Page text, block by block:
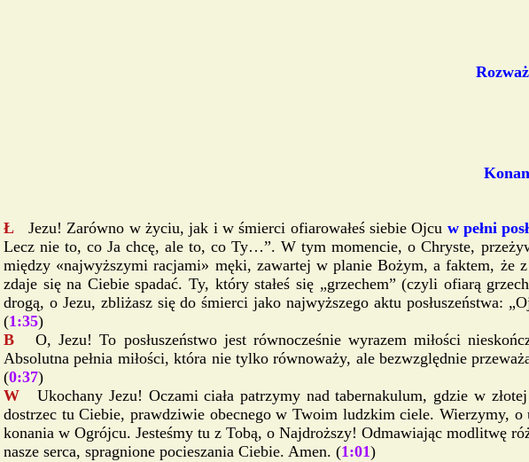
Ł Jezu! Zarówno w życiu, jak i w śmierci ofiarowałeś siebie Ojcu w pełni
Lecz nie to, co Ja chcę, ale to, co Ty…”. W tym momencie, o Chryste,
między «najwyższymi racjami» męki, zawartej w planie Bożym, a faktem, że
zdaje się na Ciebie spadać. Ty, który stałeś się „grzechem” (czyli ofiarą
drogą, o Jezu, zbliżasz się do śmierci jako najwyższego aktu posłuszeństwa:
(1:35)
BO, Jezu! To posłuszeństwo jest równocześnie wyrazem miłości
Absolutna pełnia miłości, która nie tylko równoważy, ale bezwzględnie
(0:37)
WUkochany Jezu! Oczami ciała patrzymy nad tabernakulum, gdzie w
dostrzec tu Ciebie, prawdziwie obecnego w Twoim ludzkim ciele. Wierzymy,
konania w Ogrójcu. Jesteśmy tu z Tobą, o Najdroższy! Odmawiając modlitwę
nasze serca, spragnione pocieszania Ciebie. Amen. (1:01)